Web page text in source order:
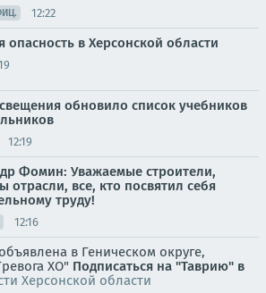
12:22
опасность в Херсонской области
обновило список учебников
12:19
Фомин: Уважаемые строители,
отрасли, все, кто посвятил себя
труду!
12:16
в Геническом округе,
ХО" Подписаться на "Таврию" в
Херсонской области